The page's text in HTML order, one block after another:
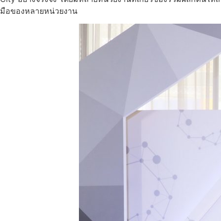
มือของหลายหน่วยงาน